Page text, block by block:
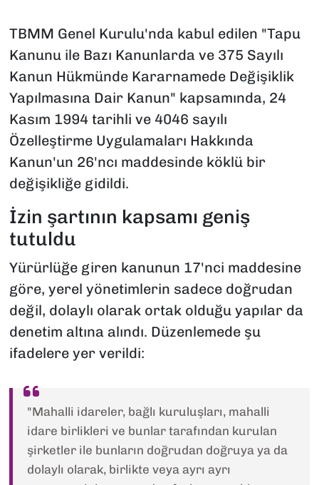
TBMM Genel Kurulu'nda kabul edilen "Tapu
Kanunu ile Bazı Kanunlarda ve 375 Sayılı
Kanun Hükmünde Kararnamede Değişiklik
Yapılmasına Dair Kanun" kapsamında, 24
Kasım 1994 tarihli ve 4046 sayılı
Özelleştirme Uygulamaları Hakkında
Kanun'un 26'ncı maddesinde köklü bir
değişikliğe gidildi.
İzin şartının kapsamı geniş
tutuldu
Yürürlüğe giren kanunun 17'nci maddesine
göre, yerel yönetimlerin sadece doğrudan
değil, dolaylı olarak ortak olduğu yapılar da
denetim altına alındı. Düzenlemede şu
ifadelere yer verildi:
"Mahalli idareler, bağlı kuruluşları, mahalli
idare birlikleri ve bunlar tarafından kurulan
şirketler ile bunların doğrudan doğruya ya da
dolaylı olarak, birlikte veya ayrı ayrı